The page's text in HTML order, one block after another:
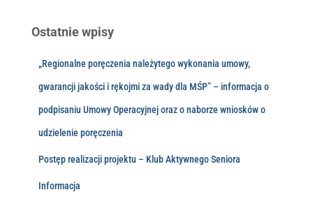
Ostatnie wpisy
„Regionalne poręczenia należytego wykonania umowy,
gwarancji jakości i rękojmi za wady dla MŚP” – informacja o
podpisaniu Umowy Operacyjnej oraz o naborze wniosków o
udzielenie poręczenia
Postęp realizacji projektu – Klub Aktywnego Seniora
Informacja